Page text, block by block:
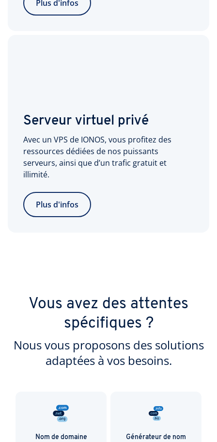
Plus d'infos
Serveur virtuel privé
Avec un VPS de IONOS, vous profitez des
ressources dédiées de nos puissants
serveurs, ainsi que d’un trafic gratuit et
illimité.
Plus d'infos
Vous avez des attentes
spécifiques ?
Nous vous proposons des solutions
adaptées à vos besoins.
Nom de domaine
Générateur de nom